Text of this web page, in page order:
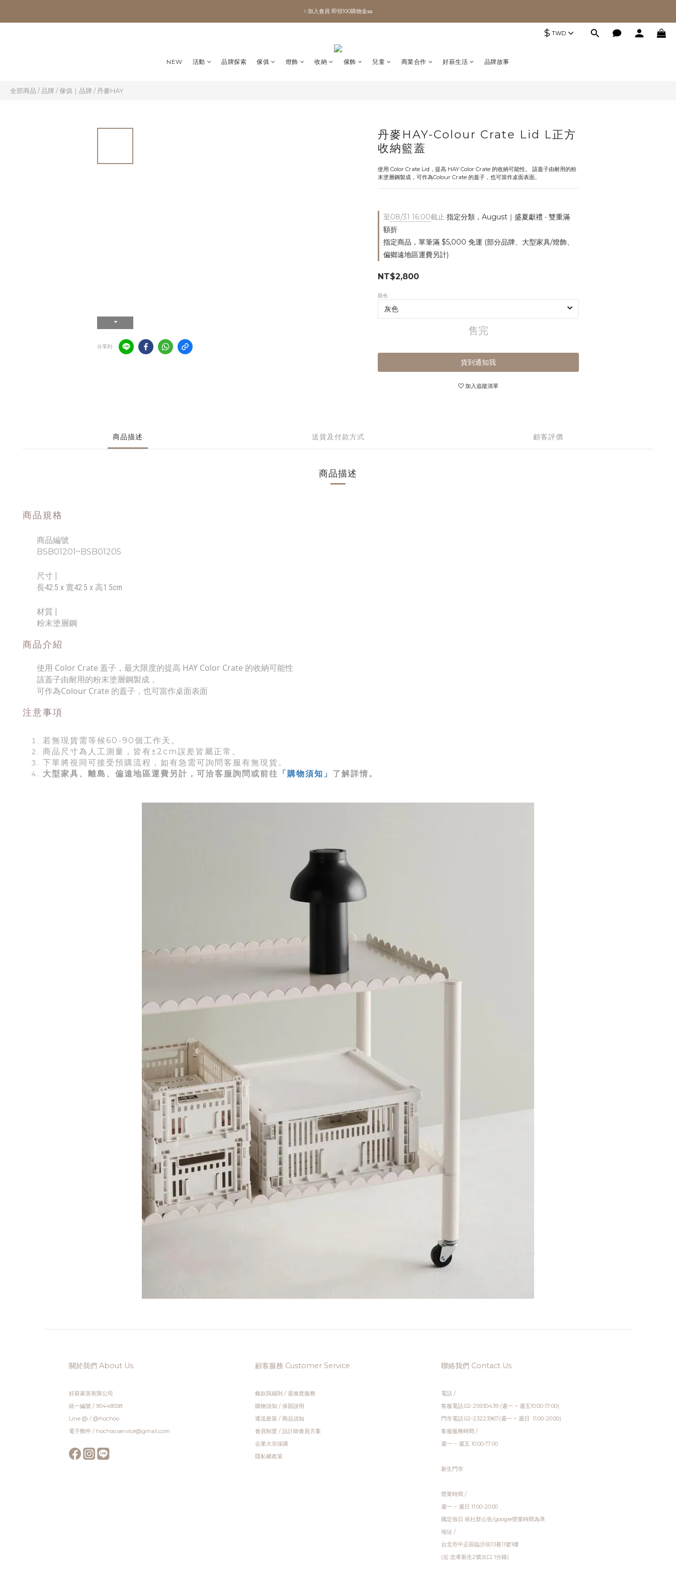
✨加入會員 即領100購物金🎫
✨加入會員 即領100購物金🎫
$ TWD
NEW 活動 品牌探索 傢俱 燈飾 收納 傢飾 兒童 商業合作 好萩生活 品牌故事
全部商品 /品牌 /傢俱｜品牌 /丹麥HAY
分享到
丹麥HAY-Colour Crate Lid L正方
收納籃蓋
使用 Color Crate Lid，提高 HAY Color Crate 的收納可能性。 該蓋子由耐用的粉
末塗層鋼製成，​​可作為Colour Crate 的蓋子，也可當作桌面表面。
至08/31 16:00截止 指定分類，August｜盛夏獻禮 ‧ 雙重滿
額折
指定商品，單筆滿 $5,000 免運 (部分品牌、大型家具/燈飾、
偏鄉遠地區運費另計)
NT$2,800
顏色
售完
貨到通知我
加入追蹤清單
商品描述 送貨及付款方式 顧客評價
商品描述
商品規格
商品編號
BSB01201~BSB01205
尺寸
長42.5 x 寬42.5 x 高1.5cm
材質 |
粉末塗層鋼
商品介紹
使用 Color Crate 蓋子，最大限度的提高 HAY Color Crate 的收納可能性
該蓋子由耐用的粉末塗層鋼製成，​
可作為Colour Crate 的蓋子，也可當作桌面表面
注意事項
若無現貨需等候60-90個工作天。
商品尺寸為人工測量，皆有±2cm誤差皆屬正常。
下單將視同可接受預購流程，如有急需可詢問客服有無現貨。
大型家具、離島、偏遠地區運費另計，可洽客服詢問或前往 「購物須知」 了解詳情。
關於我們 About Us
好萩家居有限公司
統一編號 / 90448558
Line @ / @hochoo
電子郵件 / hochoo.service@gmail.com
顧客服務 Customer Service
條款與細則 / 退換貨服務
購物須知 / 保固說明
運送政策 / 商品須知
會員制度 / 設計師會員方案
企業大宗採購
隱私權政策
聯絡我們 Contact Us
電話 /
客服電話:02-25930439 (週一 ~ 週五10:00-17:00)
門市電話:02-23223967(週一 ~ 週日 11:00-20:00)
客服服務時間 /
週一 ~ 週五 10:00-17:00
新生門市
營業時間 /
週一 ~ 週日 11:00-20:00
國定假日 依社群公告/google營業時間為準
地址 /
台北市中正區臨沂街13巷11號1樓
(近 忠孝新生2號出口 1分鐘)